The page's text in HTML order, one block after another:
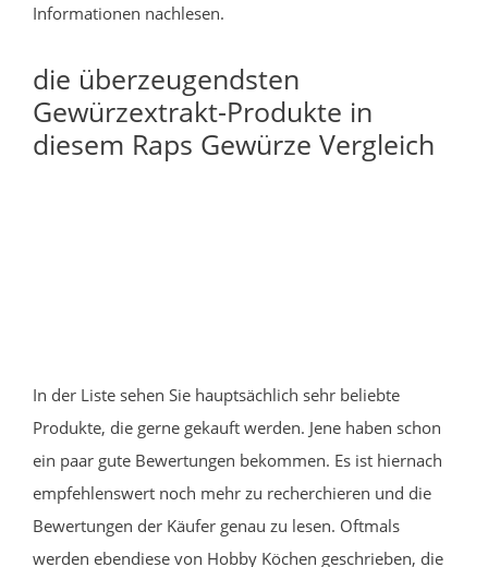
Informationen nachlesen.
die überzeugendsten
Gewürzextrakt-Produkte in
diesem Raps Gewürze Vergleich
In der Liste sehen Sie hauptsächlich sehr beliebte
Produkte, die gerne gekauft werden. Jene haben schon
ein paar gute Bewertungen bekommen. Es ist hiernach
empfehlenswert noch mehr zu recherchieren und die
Bewertungen der Käufer genau zu lesen. Oftmals
werden ebendiese von Hobby Köchen geschrieben, die